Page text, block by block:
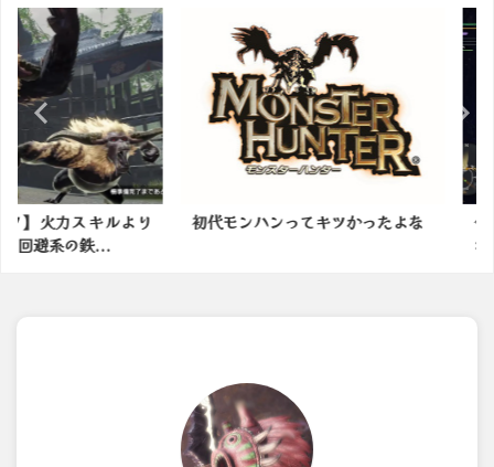
キルより
鉄...
初代モンハンってキツかったよな
今日の古
わ〜：アイ